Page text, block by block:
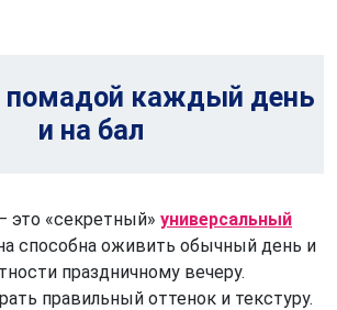
помадой каждый день
и на бал
это «секретный» универсальный
способна оживить обычный день и
праздничному вечеру.
правильный оттенок и текстуру.